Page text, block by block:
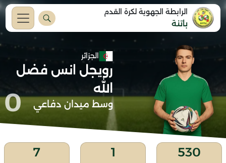
الرابطة الجهوية لكرة القدم
باتنة
الجزائر
رويجل انس فضل
الله
وسط ميدان دفاعي 0
530
1
7